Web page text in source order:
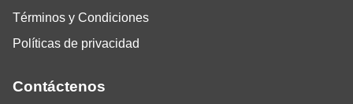
Términos y Condiciones
Políticas de privacidad
Contáctenos